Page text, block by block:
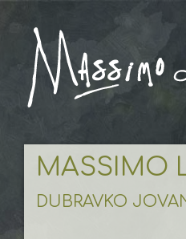
MASSIMO
DUBRAVKO